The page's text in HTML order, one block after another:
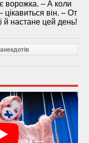
ворожка. – А коли
він. – От
й настане цей день!